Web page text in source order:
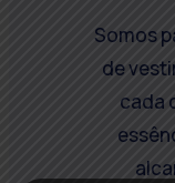
Somos
de
cada